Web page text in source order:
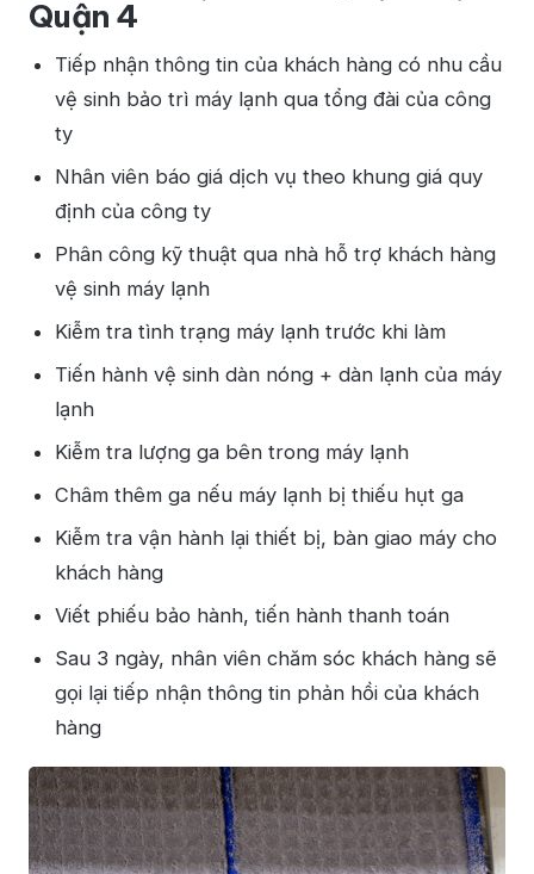
Quận 4
Tiếp nhận thông tin của khách hàng có nhu cầu
vệ sinh bảo trì máy lạnh qua tổng đài của công
ty
Nhân viên báo giá dịch vụ theo khung giá quy
định của công ty
Phân công kỹ thuật qua nhà hỗ trợ khách hàng
vệ sinh máy lạnh
Kiễm tra tình trạng máy lạnh trước khi làm
Tiến hành vệ sinh dàn nóng + dàn lạnh của máy
lạnh
Kiễm tra lượng ga bên trong máy lạnh
Châm thêm ga nếu máy lạnh bị thiếu hụt ga
Kiễm tra vận hành lại thiết bị, bàn giao máy cho
khách hàng
Viết phiếu bảo hành, tiến hành thanh toán
Sau 3 ngày, nhân viên chăm sóc khách hàng sẽ
gọi lại tiếp nhận thông tin phản hồi của khách
hàng